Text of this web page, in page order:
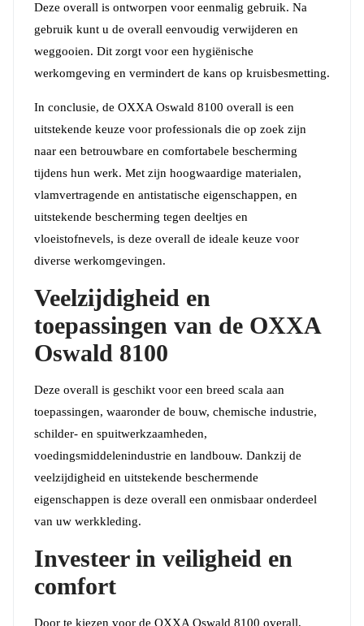
Deze overall is ontworpen voor eenmalig gebruik. Na
gebruik kunt u de overall eenvoudig verwijderen en
weggooien. Dit zorgt voor een hygiënische
werkomgeving en vermindert de kans op kruisbesmetting.
In conclusie, de OXXA Oswald 8100 overall is een
uitstekende keuze voor professionals die op zoek zijn
naar een betrouwbare en comfortabele bescherming
tijdens hun werk. Met zijn hoogwaardige materialen,
vlamvertragende en antistatische eigenschappen, en
uitstekende bescherming tegen deeltjes en
vloeistofnevels, is deze overall de ideale keuze voor
diverse werkomgevingen.
Veelzijdigheid en
toepassingen van de OXXA
Oswald 8100
Deze overall is geschikt voor een breed scala aan
toepassingen, waaronder de bouw, chemische industrie,
schilder- en spuitwerkzaamheden,
voedingsmiddelenindustrie en landbouw. Dankzij de
veelzijdigheid en uitstekende beschermende
eigenschappen is deze overall een onmisbaar onderdeel
van uw werkkleding.
Investeer in veiligheid en
comfort
Door te kiezen voor de OXXA Oswald 8100 overall,